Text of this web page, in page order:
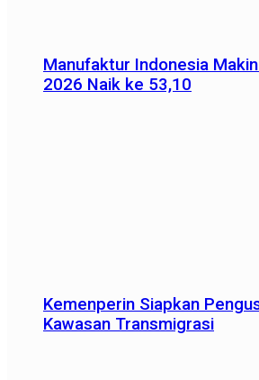
Manufaktur Indonesia
2026 Naik ke 53,10
Kemenperin Siapkan
Kawasan Transmigrasi